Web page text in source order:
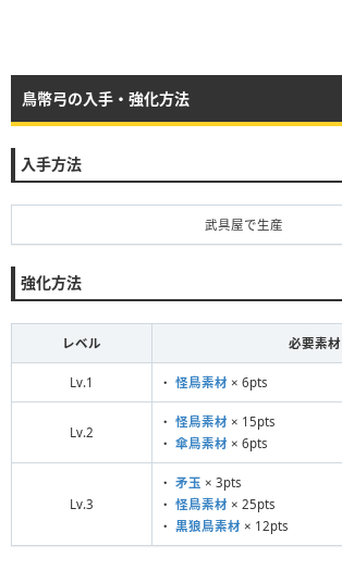
鳥幣弓の入手・強化方法
入手方法
武具屋で生産
強化方法
レベル 必要素材
Lv.1 ・ 怪鳥素材 × 6pts
Lv.2
・ 怪鳥素材 × 15pts
・ 傘鳥素材 × 6pts
Lv.3
・ 矛玉 × 3pts
・ 怪鳥素材 × 25pts
・ 黒狼鳥素材 × 12pts